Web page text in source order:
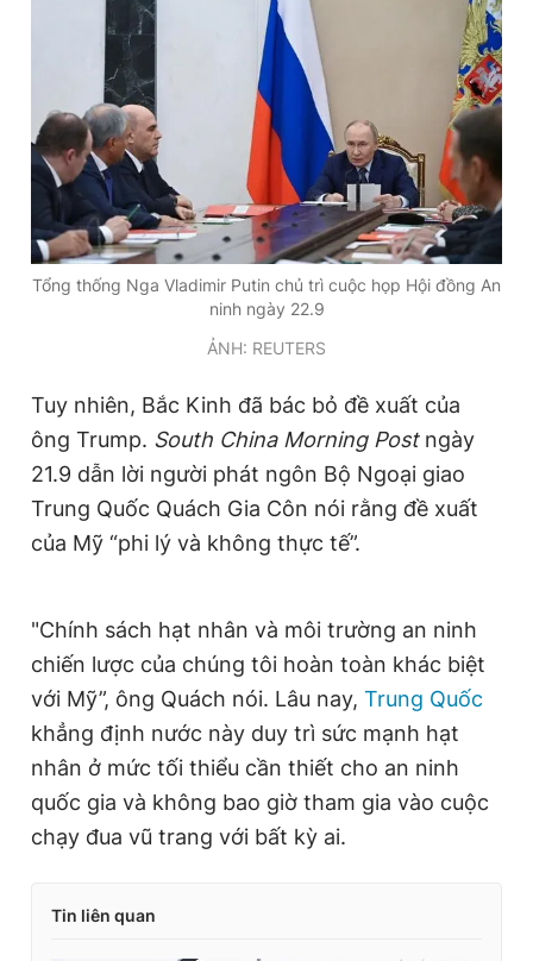
Tổng thống Nga Vladimir Putin chủ trì cuộc họp Hội đồng An
ninh ngày 22.9
ẢNH: REUTERS
Tuy nhiên, Bắc Kinh đã bác bỏ đề xuất của
ông Trump. South China Morning Postngày
21.9 dẫn lời người phát ngôn Bộ Ngoại giao
Trung Quốc Quách Gia Côn nói rằng đề xuất
của Mỹ “phi lý và không thực tế”.
"Chính sách hạt nhân và môi trường an ninh
chiến lược của chúng tôi hoàn toàn khác biệt
với Mỹ”, ông Quách nói. Lâu nay, Trung Quốc
khẳng định nước này duy trì sức mạnh hạt
nhân ở mức tối thiểu cần thiết cho an ninh
quốc gia và không bao giờ tham gia vào cuộc
chạy đua vũ trang với bất kỳ ai.
Tin liên quan